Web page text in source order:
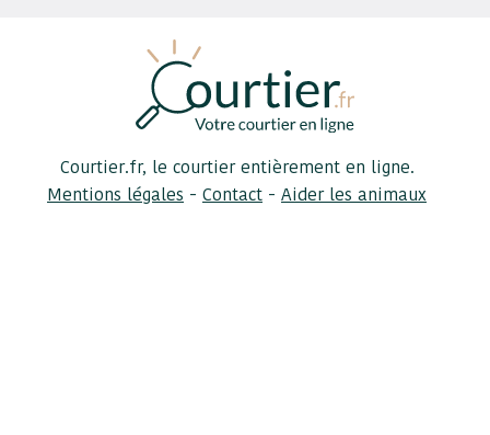
Courtier.fr, le courtier entièrement en ligne.
Mentions légales - Contact - Aider les animaux